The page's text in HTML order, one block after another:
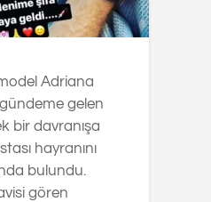
Adriana
gündeme gelen
bir davranışa
hayranını
bulundu.
gören